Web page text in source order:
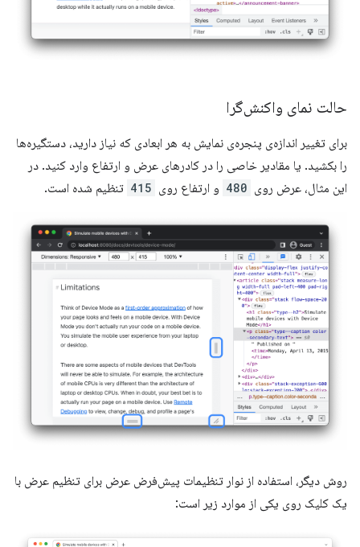
حالت نمای واکنش‌گرا
برای تغییر اندازه‌ی پنجره‌ی نمایش به هر ابعادی که نیاز دارید، دستگیره‌ها
را بکشید. یا مقادیر خاصی را در کادرهای عرض و ارتفاع وارد کنید. در
این مثال، عرض روی 480 و ارتفاع روی 415 تنظیم شده است.
روش دیگر، استفاده از نوار تنظیمات پیش‌فرض عرض برای تنظیم عرض با
یک کلیک روی یکی از موارد زیر است: